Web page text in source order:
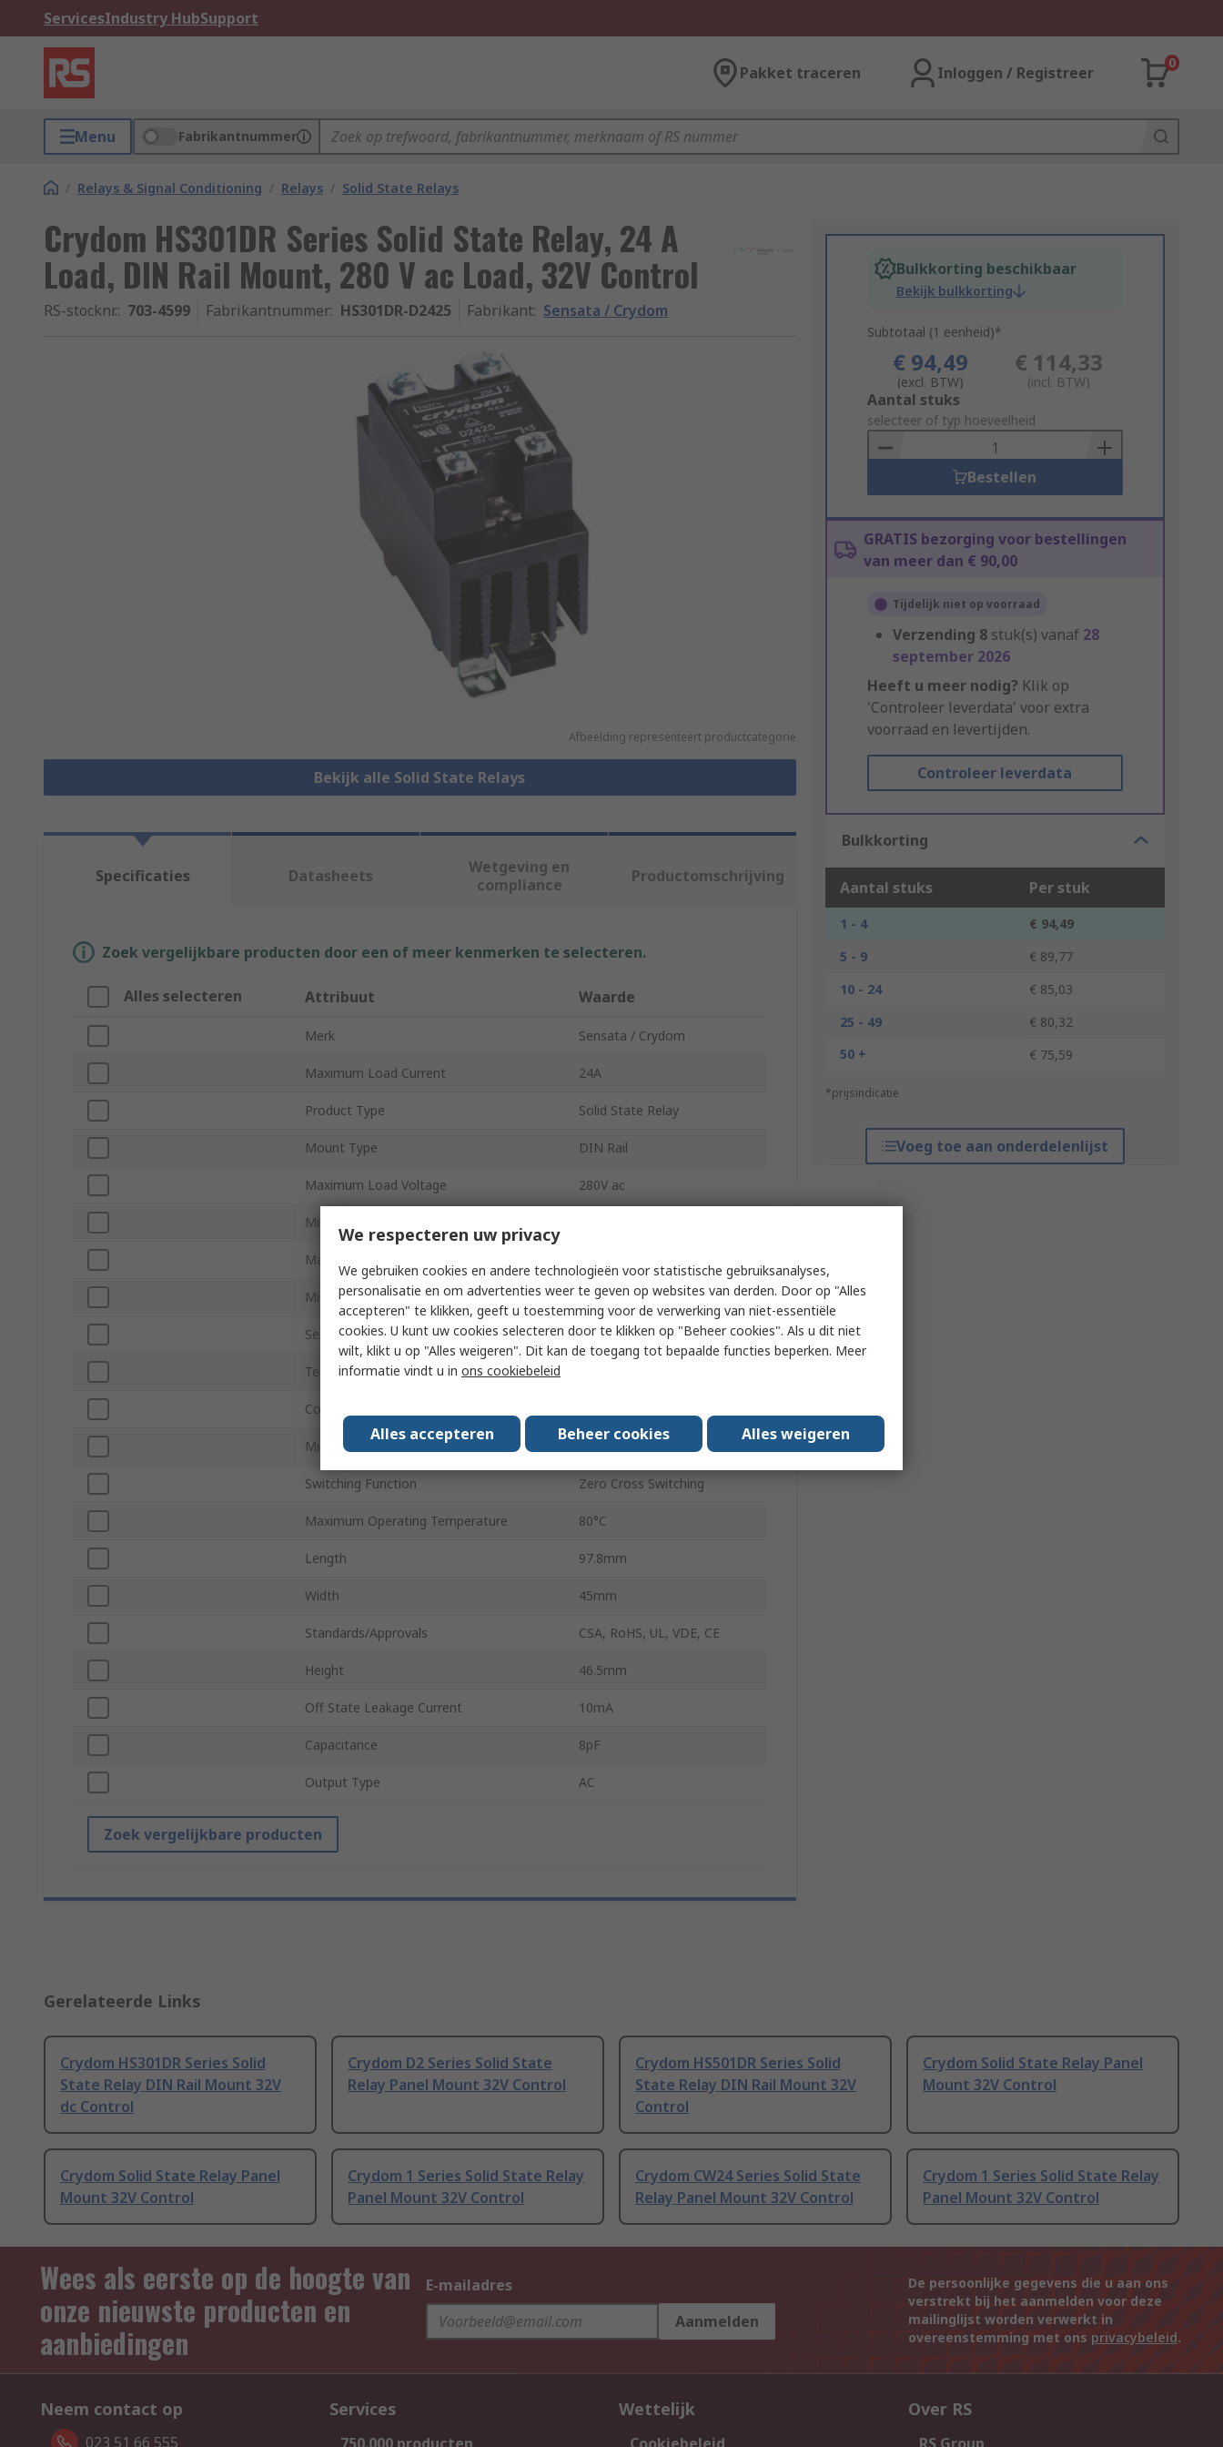
ServicesIndustry HubSupport
Pakket traceren Inloggen / Registreer
0
Menu Fabrikantnummer
/ Relays & Signal Conditioning / Relays / Solid State Relays
Crydom HS301DR Series Solid State Relay, 24 A
Load, DIN Rail Mount, 280 V ac Load, 32V Control
RS-stocknr.: 703-4599 Fabrikantnummer: HS301DR-D2425 Fabrikant: Sensata / Crydom
Afbeelding representeert productcategorie
Bekijk alle Solid State Relays
Bulkkorting beschikbaar
Bekijk bulkkorting
Subtotaal (1 eenheid)*
€ 94,49
(excl. BTW)
€ 114,33
(incl. BTW)
Add
to
Basket
Aantal stuks
selecteer of typ hoeveelheid
Bestellen
GRATIS bezorging voor bestellingen
van meer dan € 90,00
Tijdelijk niet op voorraad
Verzending 8 stuk(s) vanaf 28
september 2026
Heeft u meer nodig? Klik op
'Controleer leverdata' voor extra
voorraad en levertijden.
Controleer leverdata
Bulkkorting
Aantal stuks Per stuk
1 - 4
€ 94,49
5 - 9
€ 89,77
10 - 24
€ 85,03
25 - 49
€ 80,32
50 +
€ 75,59
*prijsindicatie
Voeg toe aan onderdelenlijst
Specificaties Datasheets
Wetgeving en
compliance
Productomschrijving
Zoek vergelijkbare producten door een of meer kenmerken te selecteren.
Alles selecteren Attribuut Waarde
Merk Sensata / Crydom
Maximum Load Current 24A
Product Type Solid State Relay
Mount Type DIN Rail
Maximum Load Voltage 280V ac
Minimum Load Voltage
Maximum Control Voltage
Minimum Control Voltage 3V dc
Series HS301DR
Terminal Type
Contact Configuration
Minimum Operating Temperature
Switching Function Zero Cross Switching
Maximum Operating Temperature 80°C
Length 97.8mm
Width 45mm
Standards/Approvals CSA, RoHS, UL, VDE, CE
Height 46.5mm
Off State Leakage Current 10mA
Capacitance 8pF
Output Type AC
Zoek vergelijkbare producten
Gerelateerde Links
Crydom HS301DR Series Solid
State Relay DIN Rail Mount 32V
dc Control
Crydom D2 Series Solid State
Relay Panel Mount 32V Control
Crydom HS501DR Series Solid
State Relay DIN Rail Mount 32V
Control
Crydom Solid State Relay Panel
Mount 32V Control
Crydom Solid State Relay Panel
Mount 32V Control
Crydom 1 Series Solid State Relay
Panel Mount 32V Control
Crydom CW24 Series Solid State
Relay Panel Mount 32V Control
Crydom 1 Series Solid State Relay
Panel Mount 32V Control
Wees als eerste op de hoogte van
onze nieuwste producten en
aanbiedingen
E-mailadres
Aanmelden
De persoonlijke gegevens die u aan ons
verstrekt bij het aanmelden voor deze
mailinglijst worden verwerkt in
overeenstemming met ons privacybeleid.
Neem contact op
023 51 66 555
Services Wettelijk Over RS
We respecteren uw privacy
We gebruiken cookies en andere technologieën voor statistische gebruiksanalyses,
personalisatie en om advertenties weer te geven op websites van derden. Door op "Alles
accepteren" te klikken, geeft u toestemming voor de verwerking van niet-essentiële
cookies. U kunt uw cookies selecteren door te klikken op "Beheer cookies". Als u dit niet
wilt, klikt u op "Alles weigeren". Dit kan de toegang tot bepaalde functies beperken. Meer
informatie vindt u in ons cookiebeleid
Alles accepteren Beheer cookies Alles weigeren